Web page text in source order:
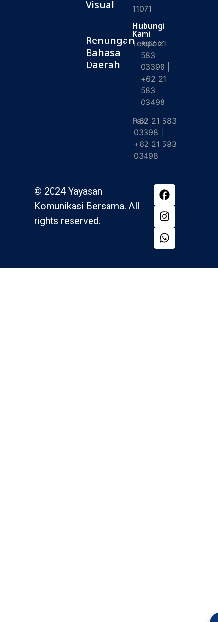
Visual
Renungan
Bahasa
Daerah
11071
Hubungi
Kami
Telepon:
+62 21
583
03398 |
+62 21
583
03498
Fax:
+62 21 583
03398 |
+62 21 583
03498
© 2024 Yayasan
Komunikasi Bersama. All
rights reserved.